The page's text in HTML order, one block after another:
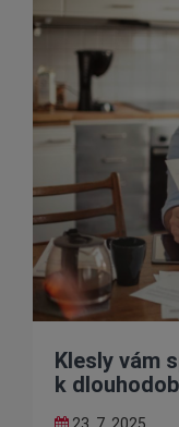
Klesly vám
k